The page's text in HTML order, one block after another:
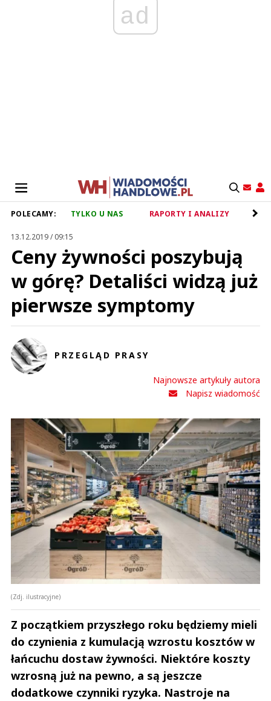
ad
POLECAMY: TYLKO U NAS RAPORTY I ANALIZY
13.12.2019 / 09:15
Ceny żywności poszybują
w górę? Detaliści widzą już
pierwsze symptomy
PRZEGLĄD PRASY
Najnowsze artykuły autora
Napisz wiadomość
(Zdj. ilustracyjne)
Z początkiem przyszłego roku będziemy mieli
do czynienia z kumulacją wzrostu kosztów w
łańcuchu dostaw żywności. Niektóre koszty
wzrosną już na pewno, a są jeszcze
dodatkowe czynniki ryzyka. Nastroje na